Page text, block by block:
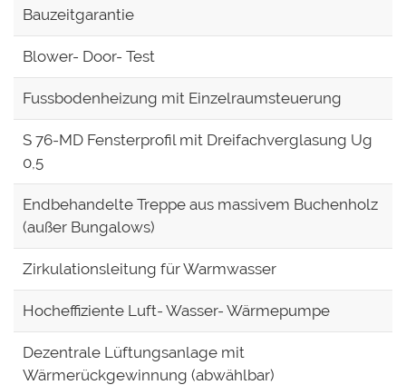
Bauzeitgarantie
Blower- Door- Test
Fussbodenheizung mit Einzelraumsteuerung
S 76-MD Fensterprofil mit Dreifachverglasung Ug
0,5
Endbehandelte Treppe aus massivem Buchenholz
(außer Bungalows)
Zirkulationsleitung für Warmwasser
Hocheffiziente Luft- Wasser- Wärmepumpe
Dezentrale Lüftungsanlage mit
Wärmerückgewinnung (abwählbar)